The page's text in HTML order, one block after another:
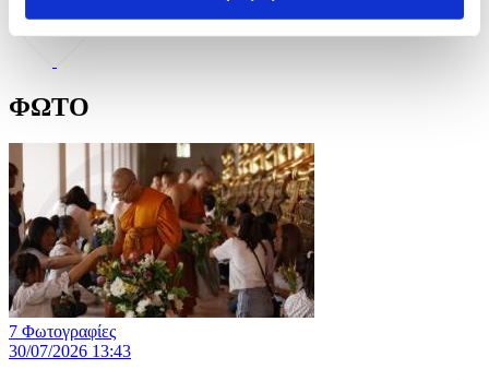
ΦΩΤΟ
7 Φωτογραφίες
30/07/2026 13:43